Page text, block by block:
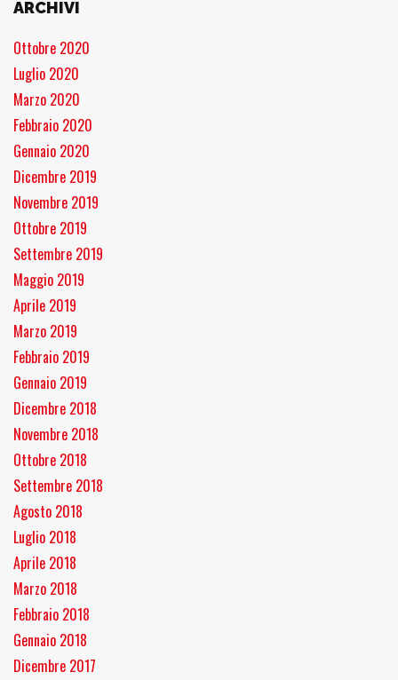
ARCHIVI
Ottobre 2020
Luglio 2020
Marzo 2020
Febbraio 2020
Gennaio 2020
Dicembre 2019
Novembre 2019
Ottobre 2019
Settembre 2019
Maggio 2019
Aprile 2019
Marzo 2019
Febbraio 2019
Gennaio 2019
Dicembre 2018
Novembre 2018
Ottobre 2018
Settembre 2018
Agosto 2018
Luglio 2018
Aprile 2018
Marzo 2018
Febbraio 2018
Gennaio 2018
Dicembre 2017